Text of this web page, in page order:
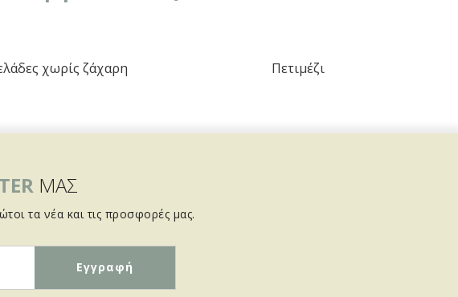
χωρίς ζάχαρη Πετιμέζι
ΜΑΣ
τα νέα και τις προσφορές μας.